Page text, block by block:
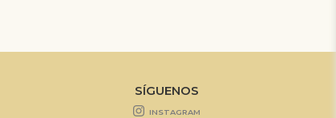
SÍGUENOS
INSTAGRAM